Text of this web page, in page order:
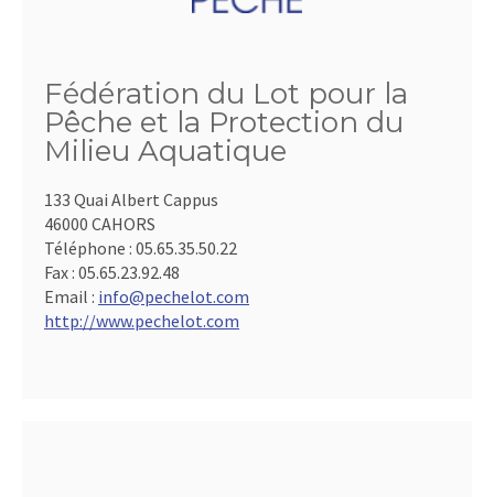
Fédération du Lot pour la
Pêche et la Protection du
Milieu Aquatique
133 Quai Albert Cappus
46000 CAHORS
Téléphone : 05.65.35.50.22
Fax : 05.65.23.92.48
Email : info@pechelot.com
http://www.pechelot.com